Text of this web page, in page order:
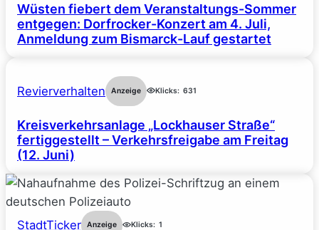
Wüsten fiebert dem Veranstaltungs-Sommer
entgegen: Dorfrocker-Konzert am 4. Juli,
Anmeldung zum Bismarck-Lauf gestartet
Revierverhalten Anzeige Klicks: 631
Kreisverkehrsanlage „Lockhauser Straße“
fertiggestellt – Verkehrsfreigabe am Freitag
(12. Juni)
StadtTicker Anzeige Klicks: 1